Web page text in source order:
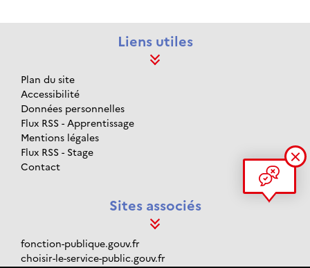
Liens utiles
Plan du site
Accessibilité
Données personnelles
Flux RSS - Apprentissage
Mentions légales
Flux RSS - Stage
Contact
Sites associés
fonction-publique.gouv.fr
choisir-le-service-public.gouv.fr